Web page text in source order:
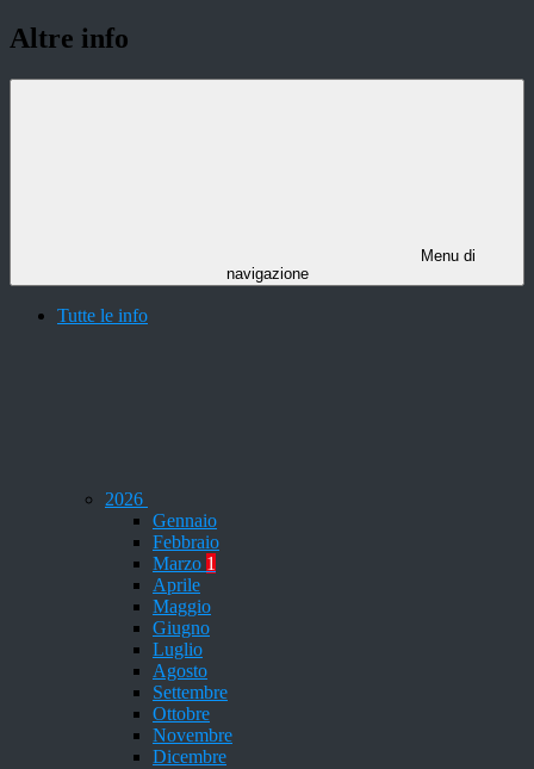
Altre info
Menu di
navigazione
Tutte le info
2026
Gennaio
Febbraio
Marzo 1
Aprile
Maggio
Giugno
Luglio
Agosto
Settembre
Ottobre
Novembre
Dicembre